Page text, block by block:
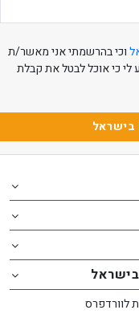
וכי בהרשמתי אני מאשר/ת
לי כי אוכל לבטל את קבלת
בישראל
לוורדפרס